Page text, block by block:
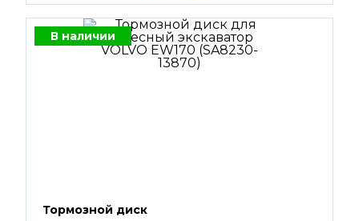
В наличии
Тормозной диск